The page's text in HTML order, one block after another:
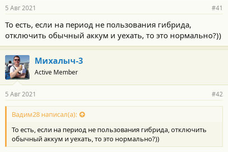
н
с
т
и
:
5 Авг 2021 #41
То есть, если на период не пользования гибрида,
отключить обычный аккум и уехать, то это нормально?))
Михалыч-3
Active Member
5 Авг 2021 #42
Вадим28 написал(а):
То есть, если на период не пользования гибрида, отключить
обычный аккум и уехать, то это нормально?))